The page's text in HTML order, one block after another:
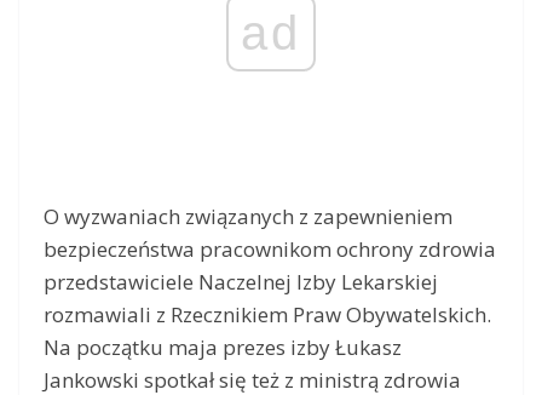
ad
O wyzwaniach związanych z zapewnieniem
bezpieczeństwa pracownikom ochrony zdrowia
przedstawiciele Naczelnej Izby Lekarskiej
rozmawiali z Rzecznikiem Praw Obywatelskich.
Na początku maja prezes izby Łukasz
Jankowski spotkał się też z ministrą zdrowia